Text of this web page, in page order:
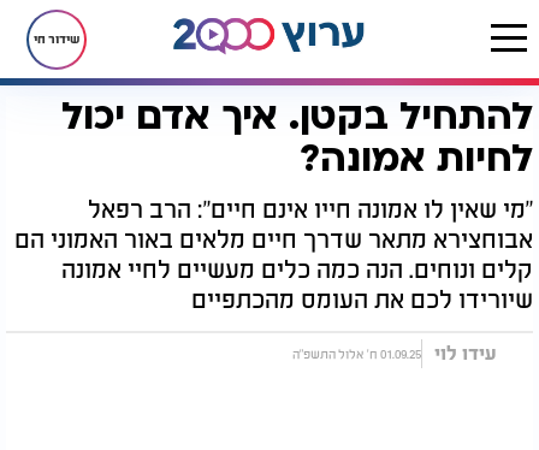
שידור חי
דף הבית יהדות להתחיל בקטן. איך אדם יכול לחיות אמונה?
להתחיל בקטן. איך אדם יכול
לחיות אמונה?
"מי שאין לו אמונה חייו אינם חיים": הרב רפאל
אבוחצירא מתאר שדרך חיים מלאים באור האמוני הם
קלים ונוחים. הנה כמה כלים מעשיים לחיי אמונה
שיורידו לכם את העומס מהכתפיים
עידו לוי 01.09.25 ח' אלול התשפ"ה